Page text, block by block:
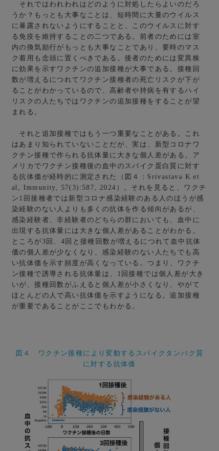
それではわれわれはどのように対処したらよいのだろ
うか？もっとも大事なことは、短時間に大量のウイルス
に暴露されないようにすることと、このウイルスに対す
る免疫を維持することの二つである。前者のためには室
内の換気励行がもっとも大事なことであり、要時のマス
ク着用も念頭に置くべきである。後者のためには変異株
に効果を示すワクチンの追加接種が大事である。接種回
数が増えるにつれてワクチン接種者の死亡リスクが下が
ることがわかっているので、高齢者や持病を有するハイ
リスクの人たちではワクチンの追加接種をすることが望
まれる。
それと追加接種ではもう一つ重要なことがある。これ
はあまり知られていないことだが、実は、新型コロナワ
クチン接種で作られる抗体量に大きな個人差がある。ア
メリカでワクチン接種後の血中のスパイク蛋白質に対す
る抗体価が経時的に測定された（図４：Srivastava K et
al, Immunity, 57(3):587, 2024）。それを見ると、ワクチ
ン1回接種者では新型コロナ感染経験のある人のほうが感
染経験のない人よりも多くの抗体を作る傾向があるが、
感染経験者、非経験者のどちらの群においても、血中に
出現する抗体量には大きな個人差があることがわかる。
ところが3回、4回と接種回数が増えるにつれて血中抗体
価の個人差が少なくなり、感染経験のない人たちでも高
い抗体価を示す頻度が高くなっている。つまり、ワクチ
ン接種で誘導される抗体量は、1回接種では個人差が大き
いが、接種回数がふえると個人差が小さくなり、やがて
ほとんどの人で高い抗体価を示すようになる。追加接種
が重要であることがここでもわかる。
図４ ワクチン接種により変動するスパイクタンパク質
に対する抗体価